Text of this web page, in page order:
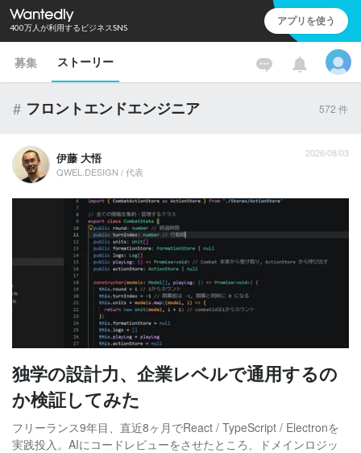
400万人が利用するビジネスSNS アプリを使う
募集 ストーリー
# フロントエンドエンジニア 572 件
伊藤 大悟
QWEL.DESIGN / 代表
2026/08/03
独学の設計力、企業レベルで通用するの
か検証してみた
フリーランス9年目、直近8ヶ月でReact / TypeScript / Electronを
実践投入。AIにコードレビューをさせたところ、ドメインロジッ